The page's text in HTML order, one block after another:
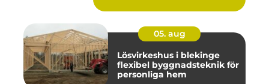
05. aug
Lösvirkeshus i blekinge
flexibel byggnadsteknik för
personliga hem